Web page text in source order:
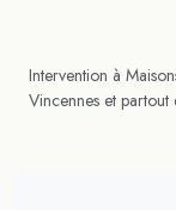
Intervention à
Vincennes et partout